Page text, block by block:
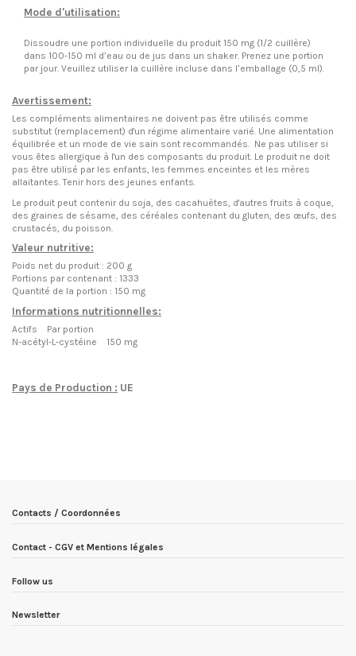
Mode d'utilisation:
Dissoudre une portion individuelle du produit 150 mg (1/2 cuillère)
dans 100-150 ml d’eau ou de jus dans un shaker. Prenez une portion
par jour. Veuillez utiliser la cuillère incluse dans l’emballage (0,5 ml).
Avertissement:
Les compléments alimentaires ne doivent pas être utilisés comme
substitut (remplacement) d'un régime alimentaire varié. Une alimentation
équilibrée et un mode de vie sain sont recommandés. Ne pas utiliser si
vous êtes allergique à l'un des composants du produit. Le produit ne doit
pas être utilisé par les enfants, les femmes enceintes et les mères
allaitantes. Tenir hors des jeunes enfants.
Le produit peut contenir du soja, des cacahuètes, d'autres fruits à coque,
des graines de sésame, des céréales contenant du gluten, des œufs, des
crustacés, du poisson.
Valeur nutritive:
Poids net du produit : 200 g
Portions par contenant : 1333
Quantité de la portion : 150 mg
Informations nutritionnelles:
Actifs Par portion
N-acétyl-L-cystéine 150 mg
Pays de Production : UE
Contacts / Coordonnées
Contact - CGV et Mentions légales
Follow us
Newsletter